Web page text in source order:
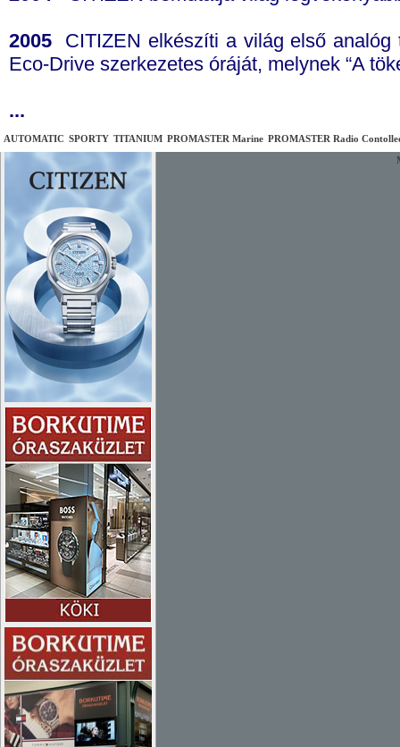
2005 CITIZEN elkészíti a világ első
Eco-Drive szerkezetes óráját, melynek “A
...
AUTOMATIC SPORTY TITANIUM PROMASTER Marine PROMASTER Radio